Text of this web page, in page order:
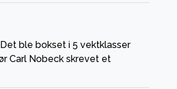
ble bokset i 5 vektklasser
Carl Nobeck skrevet et